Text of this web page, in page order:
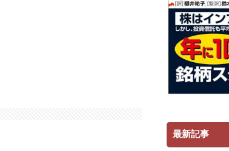
最新記事